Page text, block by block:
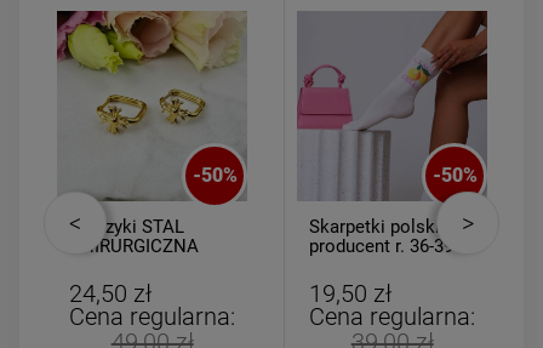
-50%
Kolczyki STAL
CHIRURGICZNA
24,50 zł
Cena regularna:
-50%
Skarpetki polski
producent r. 36-39
19,50 zł
Cena regularna: